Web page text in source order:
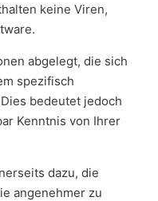
keine Viren,
abgelegt, die sich
spezifisch
bedeutet jedoch
Kenntnis von Ihrer
dazu, die
angenehmer zu